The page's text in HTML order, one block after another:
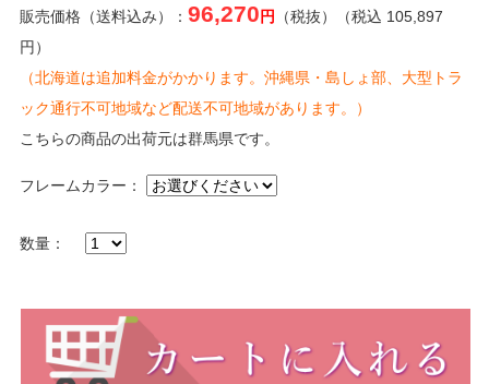
販売価格（送料込み）：96,270 円
（税抜）（税込 105,897
円）
（北海道は追加料金がかかります。沖縄県・島しょ部、大型トラ
ック通行不可地域など配送不可地域があります。）
こちらの商品の出荷元は群馬県です。
フレームカラー：
数量：